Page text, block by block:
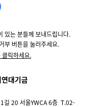
있는 분들께 보내드립니다.
부 버튼을 눌러주세요.
릭하세요.
대기금
길 20 서울YWCA 6층 T.02-